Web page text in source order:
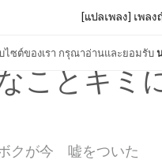
ไซต์ของเรา กรุณาอ่านและยอมรับ
[แปลเพลง] เพล
ことキミ
クが今 嘘をついた